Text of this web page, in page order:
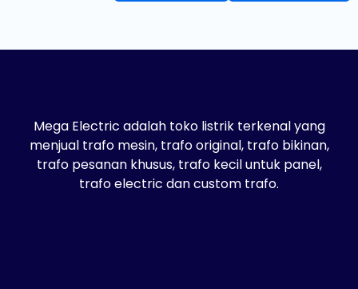
Mega Electric adalah toko listrik terkenal yang
menjual trafo mesin, trafo original, trafo bikinan,
trafo pesanan khusus, trafo kecil untuk panel,
trafo electric dan custom trafo.